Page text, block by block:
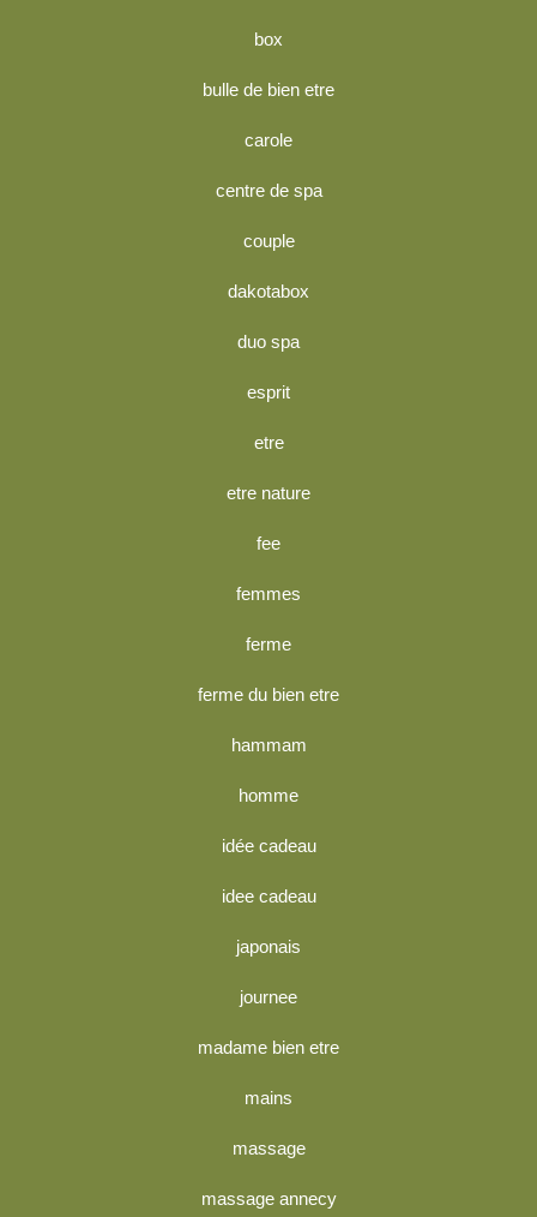
box
bulle de bien etre
carole
centre de spa
couple
dakotabox
duo spa
esprit
etre
etre nature
fee
femmes
ferme
ferme du bien etre
hammam
homme
idée cadeau
idee cadeau
japonais
journee
madame bien etre
mains
massage
massage annecy